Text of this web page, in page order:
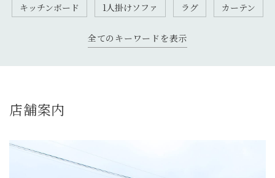
キッチンボード
1人掛けソファ ラグ カーテン
全てのキーワードを表示
店舗案内